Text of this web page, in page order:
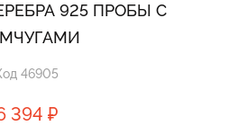
925 ПРОБЫ С
46905
394 ₽